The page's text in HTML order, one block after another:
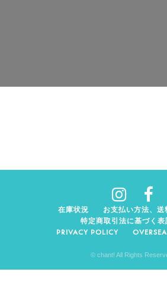
在庫状況
お支払い方法、送
特定商取引法に基づく表
PRIVACY POLICY
© chant! All Rights